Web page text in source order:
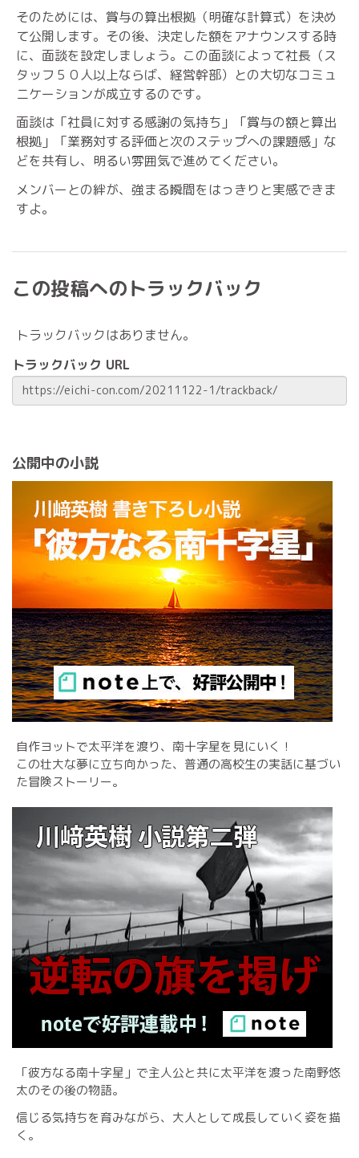
そのためには、賞与の算出根拠（明確な計算式）を決め
て公開します。その後、決定した額をアナウンスする時
に、面談を設定しましょう。この面談によって社長（ス
タッフ５０人以上ならば、経営幹部）との大切なコミュ
ニケーションが成立するのです。
面談は「社員に対する感謝の気持ち」「賞与の額と算出
根拠」「業務対する評価と次のステップへの課題感」な
どを共有し、明るい雰囲気で進めてください。
メンバーとの絆が、強まる瞬間をはっきりと実感できま
すよ。
この投稿へのトラックバック
トラックバックはありません。
トラックバック URL
公開中の小説
自作ヨットで太平洋を渡り、南十字星を見にいく！
この壮大な夢に立ち向かった、普通の高校生の実話に基づい
た冒険ストーリー。
「彼方なる南十字星」で主人公と共に太平洋を渡った南野悠
太のその後の物語。
信じる気持ちを育みながら、大人として成長していく姿を描
く。